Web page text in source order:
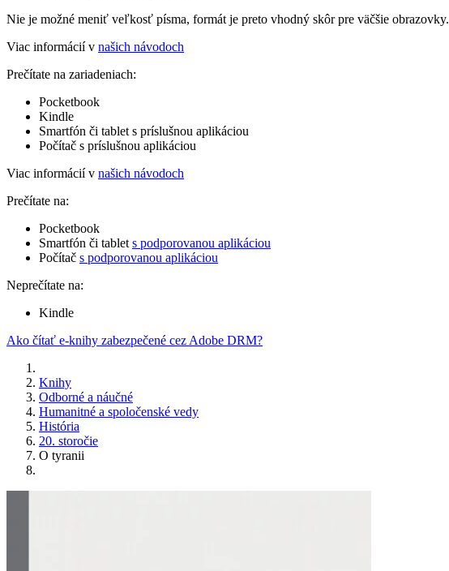
Nie je možné meniť veľkosť písma, formát je preto vhodný skôr pre väčšie obrazovky.
Viac informácií v našich návodoch
Prečítate na zariadeniach:
Pocketbook
Kindle
Smartfón či tablet s príslušnou aplikáciou
Počítač s príslušnou aplikáciou
Viac informácií v našich návodoch
Prečítate na:
Pocketbook
Smartfón či tablet s podporovanou aplikáciou
Počítač s podporovanou aplikáciou
Neprečítate na:
Kindle
Ako čítať e-knihy zabezpečené cez Adobe DRM?
Knihy
Odborné a náučné
Humanitné a spoločenské vedy
História
20. storočie
O tyranii